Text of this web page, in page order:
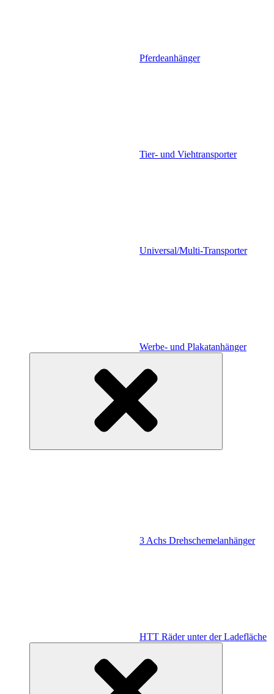
Pferdeanhänger
Tier- und Viehtransporter
Universal/Multi-Transporter
Werbe- und Plakatanhänger
3 Achs Drehschemelanhänger
HTT Räder unter der Ladefläche